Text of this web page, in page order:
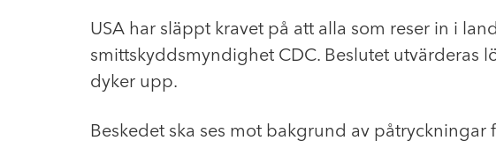
USA har släppt kravet på att alla som reser in i
smittskyddsmyndighet CDC. Beslutet utvärderas
dyker upp.
Beskedet ska ses mot bakgrund av